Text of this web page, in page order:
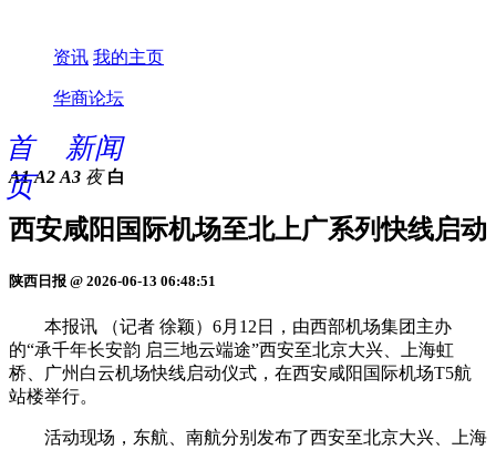
资讯 我的主页
华商论坛
首
页
新闻
A1 A2 A3 夜 白
西安咸阳国际机场至北上广系列快线启动
陕西日报 @ 2026-06-13 06:48:51
本报讯 （记者 徐颖）6月12日，由西部机场集团主办
的“承千年长安韵 启三地云端途”西安至北京大兴、上海虹
桥、广州白云机场快线启动仪式，在西安咸阳国际机场T5航
站楼举行。
活动现场，东航、南航分别发布了西安至北京大兴、上海